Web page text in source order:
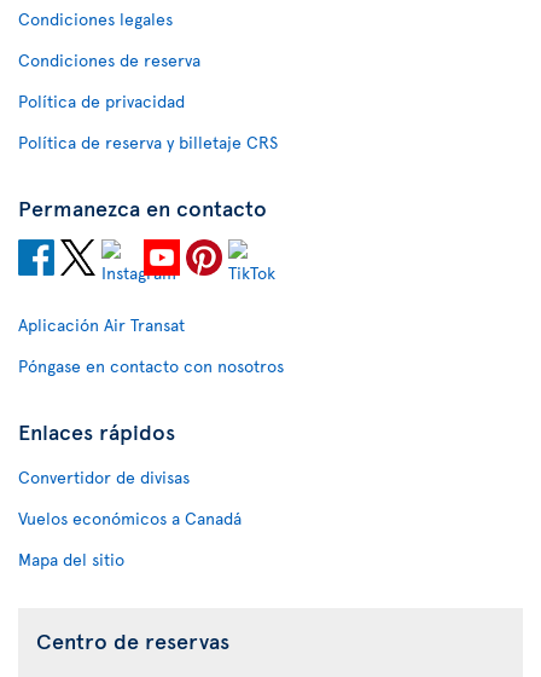
Condiciones legales
Condiciones de reserva
Política de privacidad
Política de reserva y billetaje CRS
Permanezca en contacto
Aplicación Air Transat
Póngase en contacto con nosotros
Enlaces rápidos
Convertidor de divisas
Vuelos económicos a Canadá
Mapa del sitio
Centro de reservas